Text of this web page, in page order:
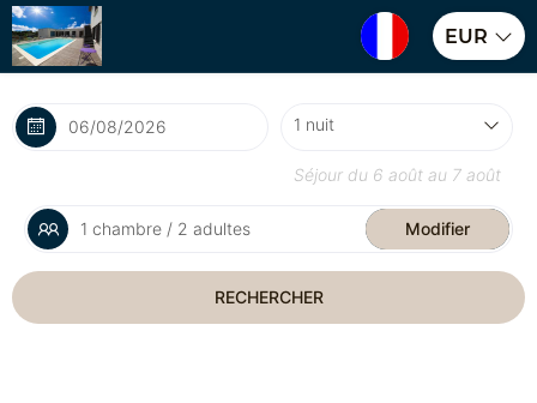
EUR
Séjour du 6 août au 7 août
1 chambre / 2 adultes Modifier